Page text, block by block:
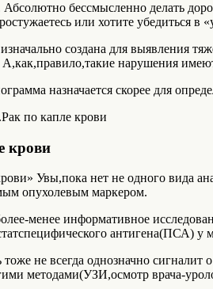
бессмысленно делать
или хотите убедиться в
создана для выявления
нарушения
назначается скорее для
крови
Увы,пока нет не одного вида
опухолевым маркером.
менее информативное
антигена(ПСА) у
тоже не всегда однозначно
методами(УЗИ,осмотр врача-